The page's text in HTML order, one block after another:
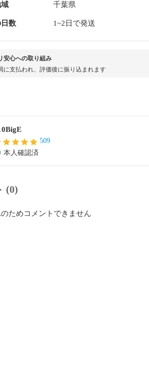
千葉県
数 1~2日で発送
安心への取り組み
に支払われ、評価後に振り込まれます
509
本人確認済
(0)
ためコメントできません